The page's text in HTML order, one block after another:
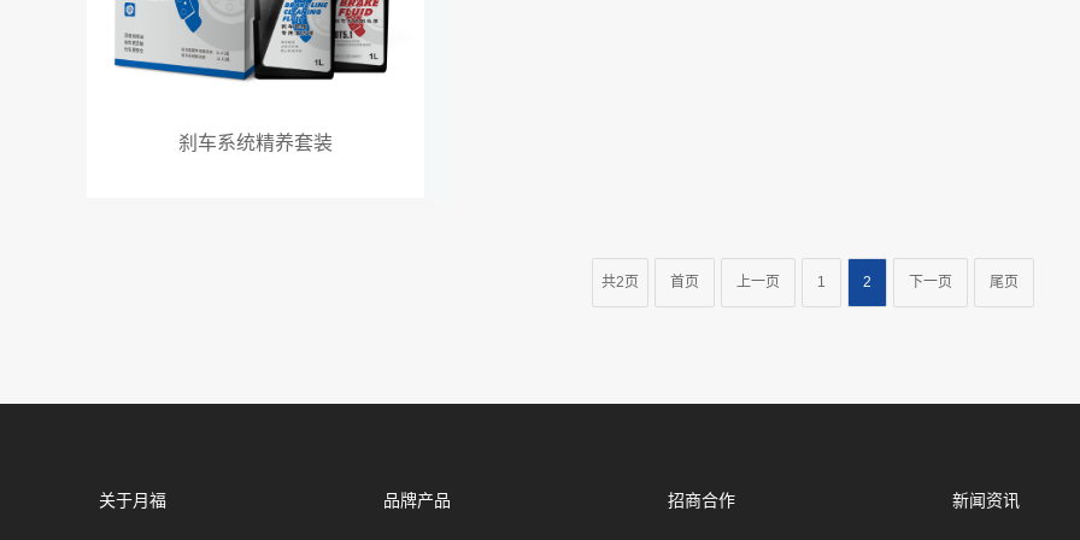
刹车系统精养套装
共2页 首页 上一页 1 2 下一页 尾页
关于月福 品牌产品 招商合作 新闻资讯